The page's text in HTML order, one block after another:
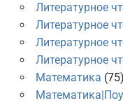
Литературное
Литературное
Литературное
Литературное
Математика (75)